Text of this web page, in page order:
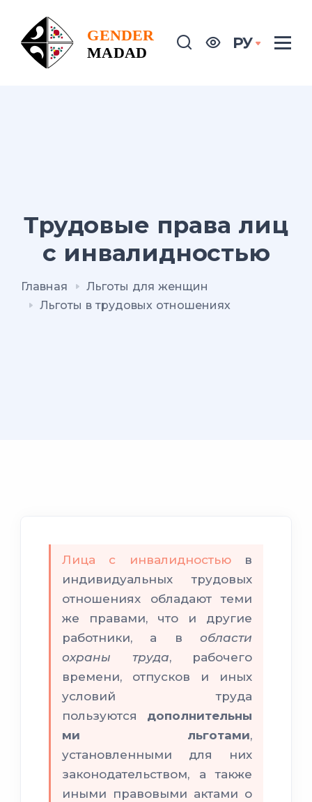
РУ
Трудовые права лиц
с инвалидностью
Главная
Льготы для женщин
Льготы в трудовых отношениях
Лица с инвалидностьюв
индивидуальных трудовых
отношениях обладают теми
же правами, что и другие
работники, а в области
охраны труда, рабочего
времени, отпусков и иных
условий труда
пользуются дополнительны
ми льготами,
установленными для них
законодательством, а также
иными правовыми актами о